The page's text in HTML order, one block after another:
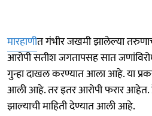
मारहाणीत गंभीर जखमी झालेल्या
आरोपी सतीश जगतापसह सात
गुन्हा दाखल करण्यात आला आहे. या
आली आहे. तर इतर आरोपी फरार आहेत.
झाल्याची माहिती देण्यात आली आहे.